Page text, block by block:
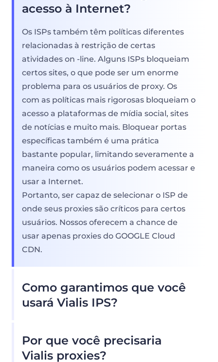
acesso à Internet?
Os ISPs também têm políticas diferentes
relacionadas à restrição de certas
atividades on -line. Alguns ISPs bloqueiam
certos sites, o que pode ser um enorme
problema para os usuários de proxy. Os
com as políticas mais rigorosas bloqueiam o
acesso a plataformas de mídia social, sites
de notícias e muito mais. Bloquear portas
específicas também é uma prática
bastante popular, limitando severamente a
maneira como os usuários podem acessar e
usar a Internet.
Portanto, ser capaz de selecionar o ISP de
onde seus proxies são críticos para certos
usuários. Nossos oferecem a chance de
usar apenas proxies do GOOGLE Cloud
CDN.
Como garantimos que você
usará Vialis IPS?
inúmeras Vialis Proxies, para que nossos
clientes não precisem se preocupar com as
Por que você precisaria
Vialis proxies?